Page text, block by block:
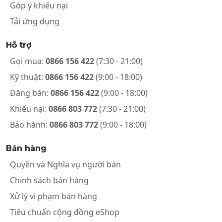
Góp ý khiếu nại
Tải ứng dụng
Hỗ trợ
Gọi mua: 0866 156 422(7:30 - 21:00)
Kỹ thuật: 0866 156 422(9:00 - 18:00)
Đăng bán: 0866 156 422(9:00 - 18:00)
Khiếu nại: 0866 803 772(7:30 - 21:00)
Bảo hành: 0866 803 772(9:00 - 18:00)
Bán hàng
Quyền và Nghĩa vụ người bán
Chính sách bán hàng
Xử lý vi phạm bán hàng
Tiêu chuẩn cộng đồng eShop